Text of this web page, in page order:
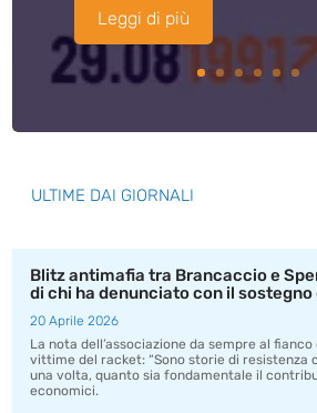
Leggi di più
ULTIME DAI GIORNALI
Blitz antimafia tra Brancaccio e
di chi ha denunciato con il sostegno
20 Aprile 2026
La nota dell’associazione da sempre al
vittime del racket: “Sono storie di resistenza
una volta, quanto sia fondamentale il
economici.